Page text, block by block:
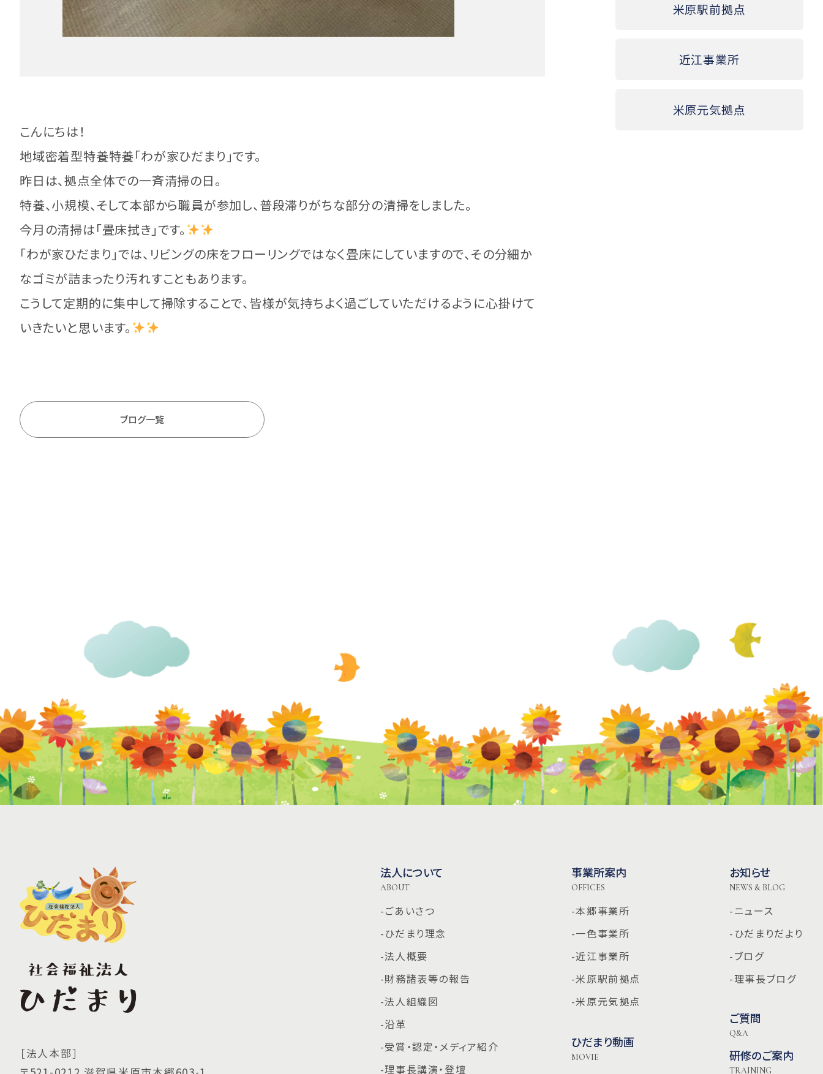
こんにちは！
地域密着型特養特養「わが家ひだまり」です。
昨日は、拠点全体での一斉清掃の日。
特養、小規模、そして本部から職員が参加し、普段滞りがちな部分の清掃をしました。
今月の清掃は「畳床拭き」です。
「わが家ひだまり」では、リビングの床をフローリングではなく畳床にしていますので、その分細か
なゴミが詰まったり汚れすこともあります。
こうして定期的に集中して掃除することで、皆様が気持ちよく過ごしていただけるように心掛けて
いきたいと思います。
ブログ一覧
米原駅前拠点
近江事業所
米原元気拠点
［法人本部］
法人について
ABOUT
-ごあいさつ
-ひだまり理念
-法人概要
-財務諸表等の報告
-法人組織図
-沿革
-受賞・認定・メディア紹介
-理事長講演・登壇
事業所案内
OFFICES
-本郷事業所
-一色事業所
-近江事業所
-米原駅前拠点
-米原元気拠点
ひだまり動画
MOVIE
お知らせ
NEWS & BLOG
-ニュース
-ひだまりだより
-ブログ
-理事長ブログ
ご質問
Q&A
研修のご案内
TRAINING